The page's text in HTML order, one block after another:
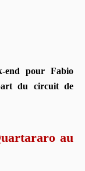
end pour Fabio
du circuit de
au